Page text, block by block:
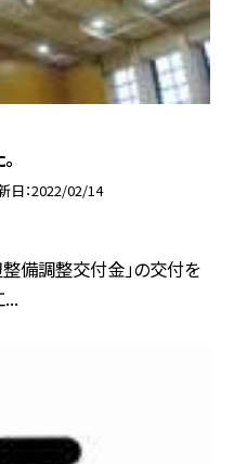
日 2022/02/14
備調整交付金」の交付を